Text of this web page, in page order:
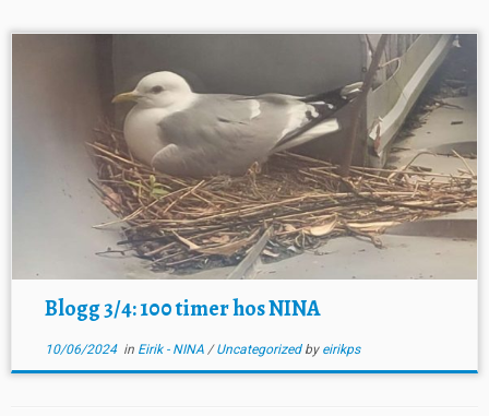
Blogg 3/4: 100 timer hos NINA
10/06/2024in Eirik - NINA /Uncategorized by eirikps